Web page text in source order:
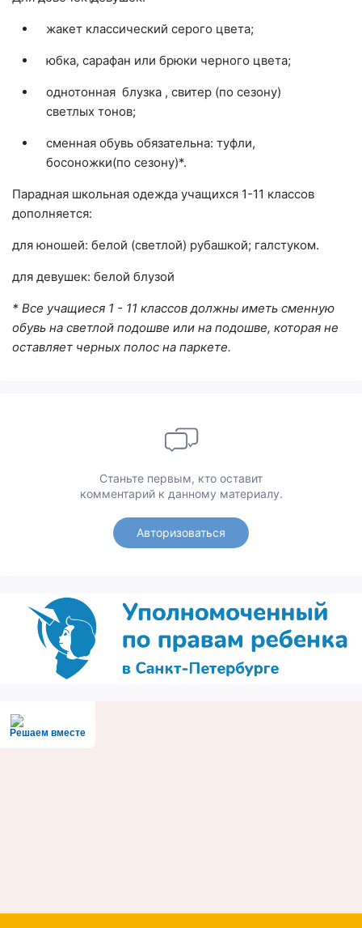
жакет классический серого цвета;
юбка, сарафан или брюки черного цвета;
однотонная блузка , свитер (по сезону)
светлых тонов;
сменная обувь обязательна: туфли,
босоножки(по сезону)*.
Парадная школьная одежда учащихся 1-11 классов
дополняется:
для юношей: белой (светлой) рубашкой; галстуком.
для девушек: белой блузой
* Все учащиеся 1 - 11 классов должны иметь сменную
обувь на светлой подошве или на подошве, которая не
оставляет черных полос на паркете.
Станьте первым, кто оставит
комментарий к данному материалу.
Авторизоваться
Решаем вместе